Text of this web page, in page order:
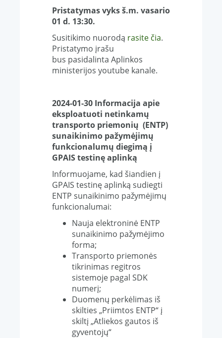
Pristatymas vyks š.m. vasario
01 d. 13:30.
Susitikimo nuorodą rasite čia.
Pristatymo įrašu
bus pasidalinta Aplinkos
ministerijos youtube kanale.
2024-01-30 Informacija apie
eksploatuoti netinkamų
transporto priemonių (ENTP)
sunaikinimo pažymėjimų
funkcionalumų diegimą į
GPAIS testinę aplinką
Informuojame, kad šiandien į
GPAIS testinę aplinką sudiegti
ENTP sunaikinimo pažymėjimų
funkcionalumai:
Nauja elektroninė ENTP
sunaikinimo pažymėjimo
forma;
Transporto priemonės
tikrinimas regitros
sistemoje pagal SDK
numerį;
Duomenų perkėlimas iš
skilties „Priimtos ENTP“ į
skiltį „Atliekos gautos iš
gyventojų“